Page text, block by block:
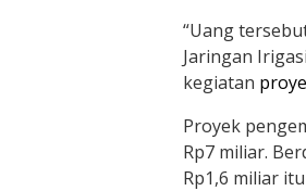
“Uang
Jaringan
kegiatan
Proyek
Rp7 miliar.
Rp1,6 miliar